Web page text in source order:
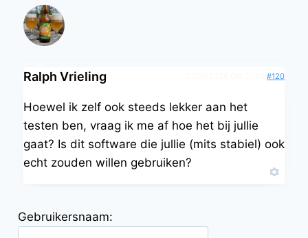
Ralph Vrieling #120
Hoewel ik zelf ook steeds lekker aan het
testen ben, vraag ik me af hoe het bij jullie
gaat? Is dit software die jullie (mits stabiel) ook
echt zouden willen gebruiken?
Gebruikersnaam: